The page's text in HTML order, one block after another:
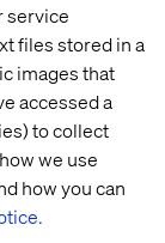
service
files stored in a
images that
accessed a
to collect
we use
how you can
detaljerat om
(SEO,
är att
en, utan
via en
bara den
även om
viktigaste